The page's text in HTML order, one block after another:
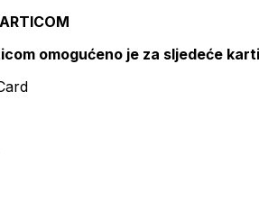
omogućeno je za sljedeće